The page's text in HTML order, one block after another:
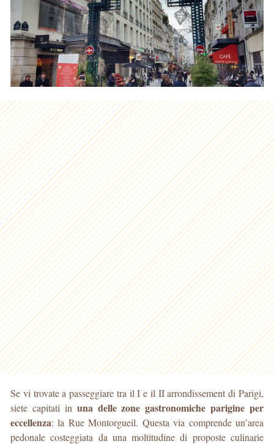
Se vi trovate a passeggiare tra il I e il II arrondissement di Parigi,
siete capitati in una delle zone gastronomiche parigine per
eccellenza: la Rue Montorgueil. Questa via comprende un’area
pedonale costeggiata da una moltitudine di proposte culinarie